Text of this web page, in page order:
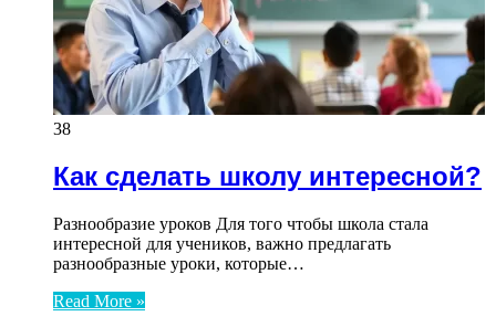
38
Как сделать школу интересной?
Разнообразие уроков Для того чтобы школа стала
интересной для учеников, важно предлагать
разнообразные уроки, которые…
Read More »